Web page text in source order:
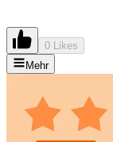
0 Likes
Mehr